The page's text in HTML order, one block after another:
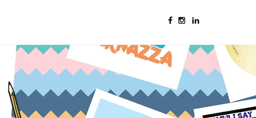
news & updates